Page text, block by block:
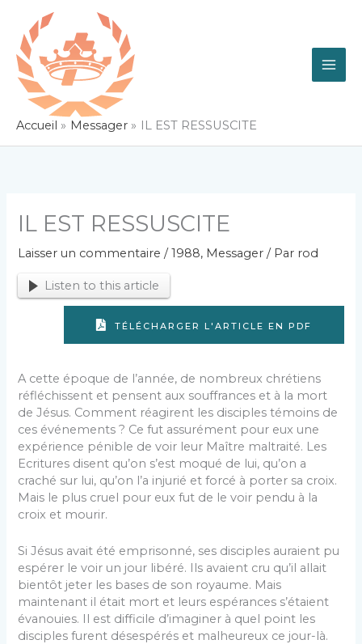
contenu
Accueil Messager IL EST RESSUSCITE
IL EST RESSUSCITE
Laisser un commentaire /1988, Messager / Par rod
Listen to this article
TÉLÉCHARGER L'ARTICLE EN PDF
A cette époque de l’année, de nombreux chrétiens
réfléchissent et pensent aux souffrances et à la mort
de Jésus. Comment réagirent les disciples témoins de
ces événements ? Ce fut assurément pour eux une
expérience pénible de voir leur Maître maltraité. Les
Ecritures disent qu’on s’est moqué de lui, qu’on a
craché sur lui, qu’on l’a injurié et forcé à porter sa croix.
Mais le plus cruel pour eux fut de le voir pendu à la
croix et mourir.
Si Jésus avait été emprisonné, ses disciples auraient pu
espérer le voir un jour libéré. Ils avaient cru qu’il allait
bientôt jeter les bases de son royaume. Mais
maintenant il était mort et leurs espérances s’étaient
évanouies. Il est difficile d’imaginer à quel point les
disciples furent désespérés et malheureux ce jour-là.